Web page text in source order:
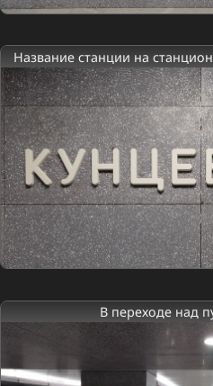
Название станции на
В переходе над